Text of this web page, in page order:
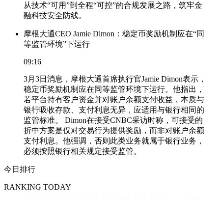
从技术“可用”到全程“可控”的合规发展之路，筑牢金
融科技安全防线。
摩根大通CEO Jamie Dimon：稳定币奖励机制应在“同
等监管环境”下运行
09:16
3月3日消息，摩根大通首席执行官Jamie Dimon表示，
稳定币奖励机制应在同等监管环境下运行。他指出，
若平台持有客户资金并对账户余额支付收益，本质与
银行吸收存款、支付利息无异，应适用与银行相同的
监管标准。 Dimon在接受CNBC采访时称，可接受的
折中方案是仅对交易行为提供奖励，而非对账户余额
支付利息。他强调，否则此类业务就属于银行业务，
必须按照银行相关规定接受监管。
今日排行
RANKING TODAY